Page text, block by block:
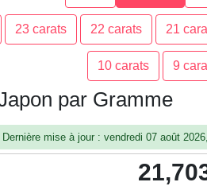
23 carats 22 carats 21
10 carats 9
par Gramme
mise à jour : vendredi 07 août